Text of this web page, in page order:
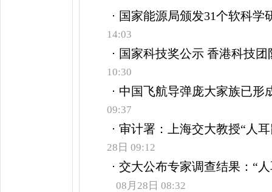
国家能源局颁发31个软科学
14:03
国家科技奖公示 香港科技
10:30
中国飞航导弹庞大家族已形
09:37
审计署：上海交大教授“人
28日 09:12
交大公布专家调查结果：“
08月28日 08:32